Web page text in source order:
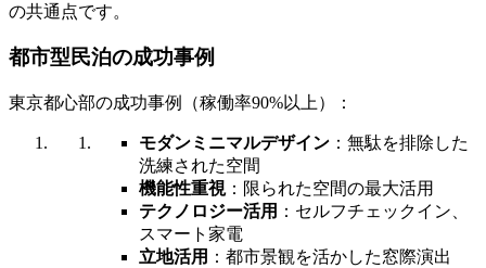
の共通点です。
都市型民泊の成功事例
東京都心部の成功事例（稼働率90%以上）：
モダンミニマルデザイン ：無駄を排除した
洗練された空間
機能性重視：限られた空間の最大活用
テクノロジー活用 ：セルフチェックイン、
スマート家電
立地活用 ：都市景観を活かした窓際演出